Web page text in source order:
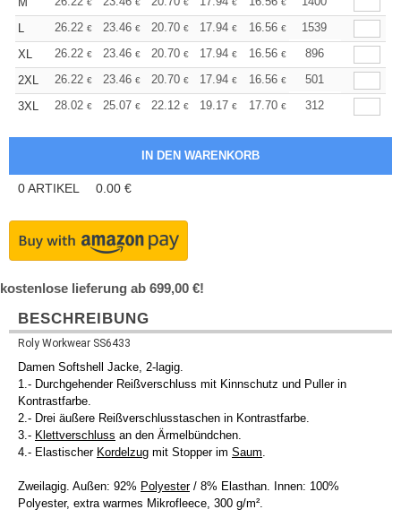
€ € € € €
L
26.22 € 23.46 € 20.70 € 17.94 € 16.56 € 15.87
1539
XL
26.22 € 23.46 € 20.70 € 17.94 € 16.56 € 15.87
896
2XL
26.22 € 23.46 € 20.70 € 17.94 € 16.56 € 15.87
501
3XL
28.02 € 25.07 € 22.12 € 19.17 € 17.70 € 16.96
312
0ARTIKEL 0.00 €
kostenlose lieferung ab 699,00 €!
BESCHREIBUNG
Roly Workwear SS6433
Damen Softshell Jacke, 2-lagig.
1.- Durchgehender Reißverschluss mit Kinnschutz und Puller in
Kontrastfarbe.
2.- Drei äußere Reißverschlusstaschen in Kontrastfarbe.
3.- Klettverschluss an den Ärmelbündchen.
4.- Elastischer Kordelzug mit Stopper im Saum.
Zweilagig. Außen: 92% Polyester/ 8% Elasthan. Innen: 100%
Polyester, extra warmes Mikrofleece, 300 g/m².